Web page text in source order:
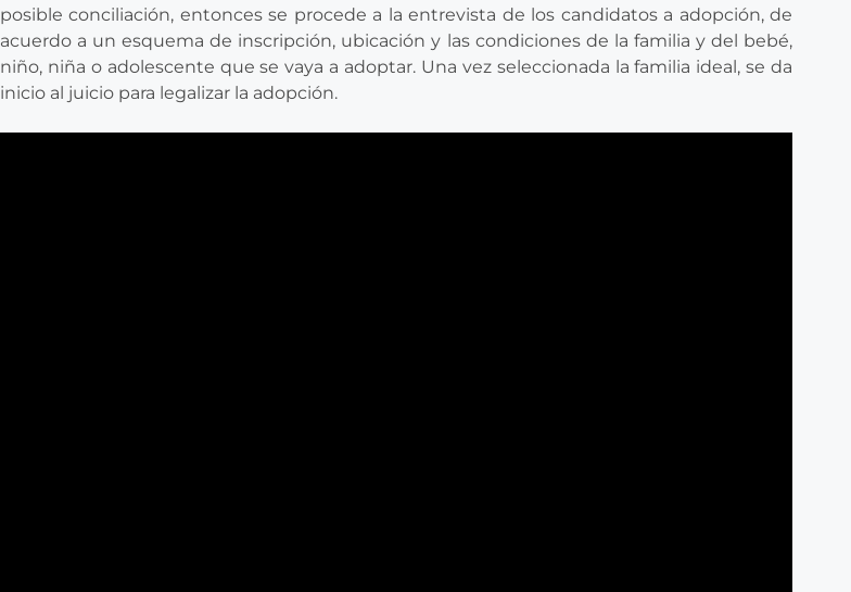
posible conciliación, entonces se procede a la entrevista de los candidatos a adopción, de
acuerdo a un esquema de inscripción, ubicación y las condiciones de la familia y del bebé,
niño, niña o adolescente que se vaya a adoptar. Una vez seleccionada la familia ideal, se da
inicio al juicio para legalizar la adopción.